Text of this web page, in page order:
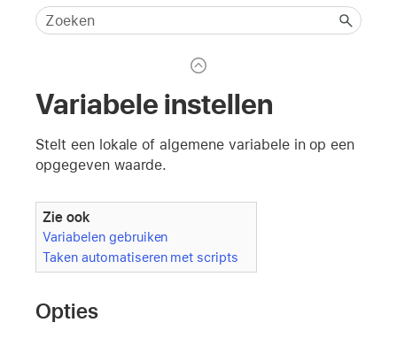
Variabele instellen
Stelt een lokale of algemene variabele in op een
opgegeven waarde.
Zie ook
Variabelen gebruiken
Taken automatiseren met scripts
Opties